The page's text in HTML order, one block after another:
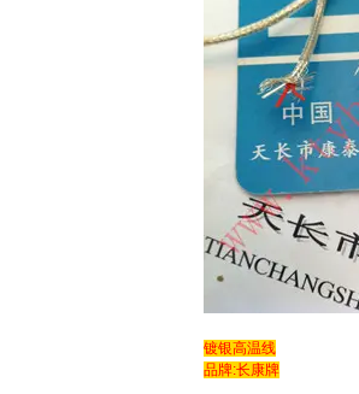
镀银高温线
品牌:长康牌